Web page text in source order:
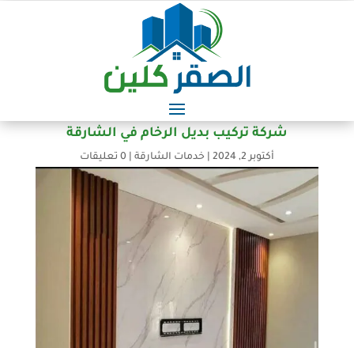
شركة تركيب بديل الرخام في الشارقة
أكتوبر 2, 2024 خدمات الشارقة 0 تعليقات